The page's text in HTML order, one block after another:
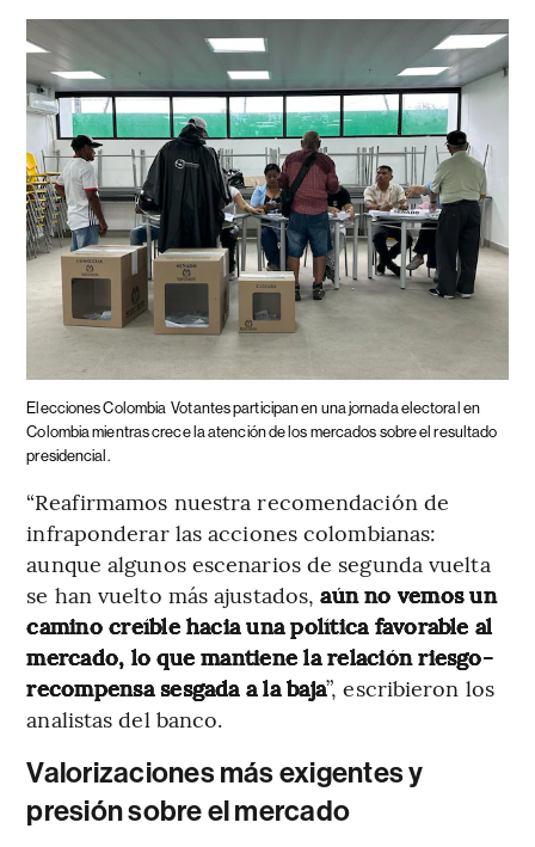
Elecciones Colombia Votantes participan en una jornada electoral en
Colombia mientras crece la atención de los mercados sobre el resultado
presidencial.
“Reafirmamos nuestra recomendación de
infraponderar las acciones colombianas:
aunque algunos escenarios de segunda vuelta
se han vuelto más ajustados,aún no vemos un
camino creíble hacia una política favorable al
mercado, lo que mantiene la relación riesgo-
recompensa sesgada a la baja”, escribieron los
analistas del banco.
Valorizaciones más exigentes y
presión sobre el mercado